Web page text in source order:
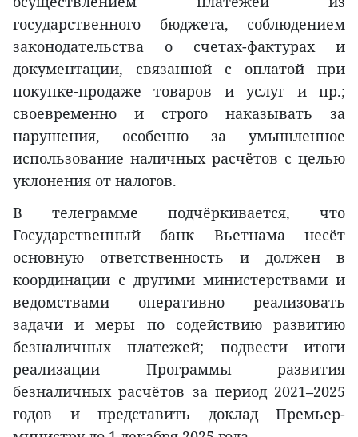
государственного бюджета, соблюдением
законодательства о счетах-фактурах и
документации, связанной с оплатой при
покупке-продаже товаров и услуг и пр.;
своевременно и строго наказывать за
нарушения, особенно за умышленное
использование наличных расчётов с целью
уклонения от налогов.
В телеграмме подчёркивается, что
Государственный банк Вьетнама несёт
основную ответственность и должен в
координации с другими министерствами и
ведомствами оперативно реализовать
задачи и меры по содействию развитию
безналичных платежей; подвести итоги
реализации Программы развития
безналичных расчётов за период 2021–2025
годов и представить доклад Премьер-